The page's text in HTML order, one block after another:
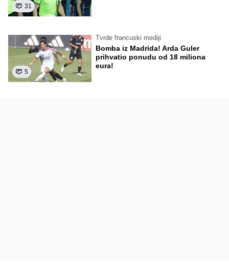
31
5
Tvrde francuski mediji
Bomba iz Madrida! Arda Guler
prihvatio ponudu od 18 miliona
eura!